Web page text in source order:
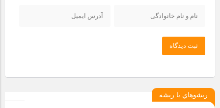
ثبت دیدگاه
ريشوهاي با ريشه